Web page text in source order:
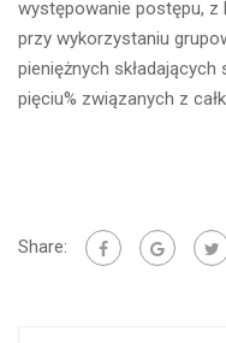
występowanie postępu,
przy wykorzystaniu
pieniężnych
pięciu% związanych z
Share: